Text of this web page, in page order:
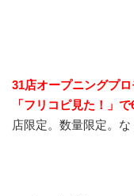
31店オープニングプ
「フリコピ見た！」
店限定。数量限定。